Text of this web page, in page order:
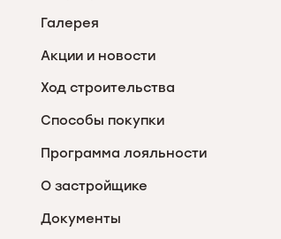
Галерея
Акции и новости
Ход строительства
Способы покупки
Программа лояльности
О застройщике
Документы